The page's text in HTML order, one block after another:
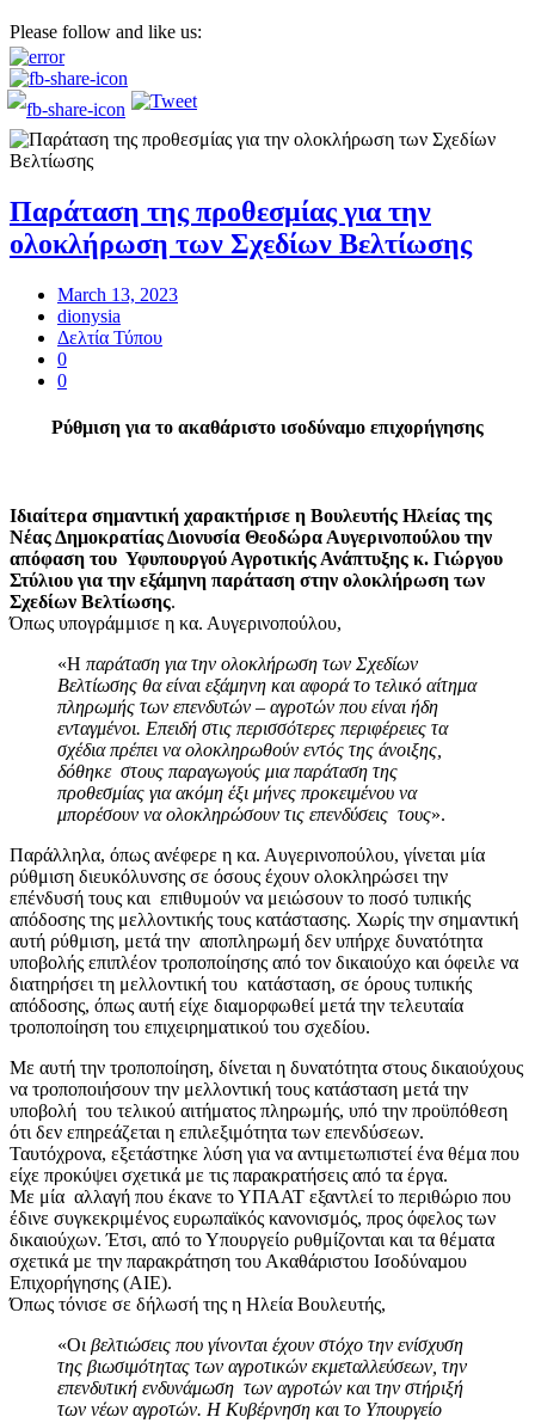
Please follow and like us:
Παράταση της προθεσμίας για την
ολοκλήρωση των Σχεδίων Βελτίωσης
March 13, 2023
dionysia
Δελτία Τύπου
0
0
Ρύθμιση για το ακαθάριστο ισοδύναμο επιχορήγησης
Ιδιαίτερα σημαντική χαρακτήρισε η Βουλευτής Ηλείας της
Νέας Δημοκρατίας Διονυσία Θεοδώρα Αυγερινοπούλου την
απόφαση του Υφυπουργού Αγροτικής Ανάπτυξης κ. Γιώργου
Στύλιου για την εξάμηνη παράταση στην ολοκλήρωση των
Σχεδίων Βελτίωσης.
Όπως υπογράμμισε η κα. Αυγερινοπούλου,
«Η παράταση για την ολοκλήρωση των Σχεδίων
Βελτίωσης θα είναι εξάμηνη και αφορά το τελικό αίτημα
πληρωμής των επενδυτών – αγροτών που είναι ήδη
ενταγμένοι. Επειδή στις περισσότερες περιφέρειες τα
σχέδια πρέπει να ολοκληρωθούν εντός της άνοιξης,
δόθηκε στους παραγωγούς μια παράταση της
προθεσμίας για ακόμη έξι μήνες προκειμένου να
μπορέσουν να ολοκληρώσουν τις επενδύσεις τους».
Παράλληλα, όπως ανέφερε η κα. Αυγερινοπούλου, γίνεται μία
ρύθμιση διευκόλυνσης σε όσους έχουν ολοκληρώσει την
επένδυσή τους και επιθυμούν να μειώσουν το ποσό τυπικής
απόδοσης της μελλοντικής τους κατάστασης. Χωρίς την σημαντική
αυτή ρύθμιση, μετά την αποπληρωμή δεν υπήρχε δυνατότητα
υποβολής επιπλέον τροποποίησης από τον δικαιούχο και όφειλε να
διατηρήσει τη μελλοντική του κατάσταση, σε όρους τυπικής
απόδοσης, όπως αυτή είχε διαμορφωθεί μετά την τελευταία
τροποποίηση του επιχειρηματικού του σχεδίου.
Με αυτή την τροποποίηση, δίνεται η δυνατότητα στους δικαιούχους
να τροποποιήσουν την μελλοντική τους κατάσταση μετά την
υποβολή του τελικού αιτήματος πληρωμής, υπό την προϋπόθεση
ότι δεν επηρεάζεται η επιλεξιμότητα των επενδύσεων.
Ταυτόχρονα, εξετάστηκε λύση για να αντιμετωπιστεί ένα θέμα που
είχε προκύψει σχετικά με τις παρακρατήσεις από τα έργα.
Με μία αλλαγή που έκανε το ΥΠΑΑΤ εξαντλεί το περιθώριο που
έδινε συγκεκριμένος ευρωπαϊκός κανονισμός, προς όφελος των
δικαιούχων. Έτσι, από το Υπουργείο ρυθμίζονται και τα θέµατα
σχετικά µε την παρακράτηση του Ακαθάριστου Ισοδύναµου
Επιχορήγησης (ΑΙΕ).
Όπως τόνισε σε δήλωσή της η Ηλεία Βουλευτής,
«Οι βελτιώσεις που γίνονται έχουν στόχο την ενίσχυση
της βιωσιμότητας των αγροτικών εκμεταλλεύσεων, την
επενδυτική ενδυνάμωση των αγροτών και την στήριξή
των νέων αγροτών. Η Κυβέρνηση και το Υπουργείο